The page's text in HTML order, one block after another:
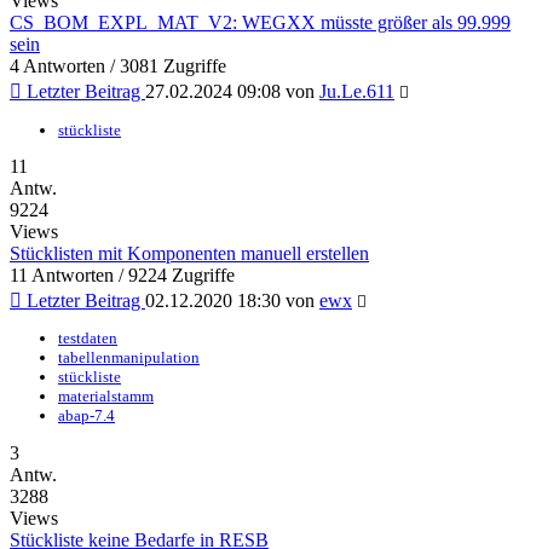
CS_BOM_EXPL_MAT_V2: WEGXX müsste größer als 99.999
sein
4 Antworten / 3081 Zugriffe
Letzter Beitrag 27.02.2024 09:08 von Ju.Le.611
stückliste
11
Antw.
9224
Views
Stücklisten mit Komponenten manuell erstellen
11 Antworten / 9224 Zugriffe
Letzter Beitrag 02.12.2020 18:30 von ewx
testdaten
tabellenmanipulation
stückliste
materialstamm
abap-7.4
3
Antw.
3288
Views
Stückliste keine Bedarfe in RESB